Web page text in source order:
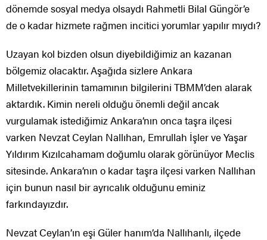
dönemde sosyal medya olsaydı Rahmetli Bilal Güngör’e
de o kadar hizmete rağmen incitici yorumlar yapılır mıydı?
Uzayan kol bizden olsun diyebildiğimiz an kazanan
bölgemiz olacaktır. Aşağıda sizlere Ankara
Milletvekillerinin tamamının bilgilerini TBMM’den alarak
aktardık. Kimin nereli olduğu önemli değil ancak
vurgulamak istediğimiz Ankara’nın onca taşra ilçesi
varken Nevzat Ceylan Nallıhan, Emrullah İşler ve Yaşar
Yıldırım Kızılcahamam doğumlu olarak görünüyor Meclis
sitesinde. Ankara’nın o kadar taşra ilçesi varken Nallıhan
için bunun nasıl bir ayrıcalık olduğunu eminiz
farkındayızdır.
Nevzat Ceylan’ın eşi Güler hanım’da Nallıhanlı, ilçede